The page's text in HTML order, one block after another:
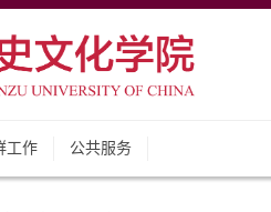
工作 公共服务